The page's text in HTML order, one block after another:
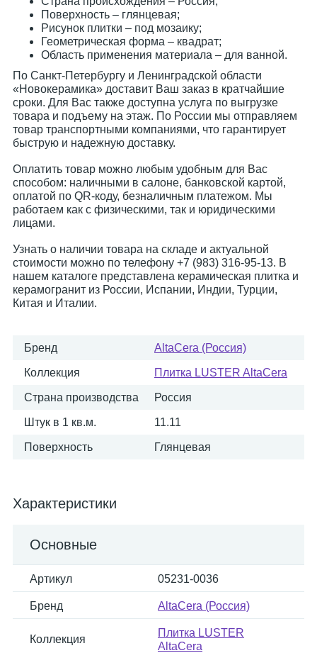
Поверхность – глянцевая;
Рисунок плитки – под мозаику;
Геометрическая форма – квадрат;
Область применения материала – для ванной.
По Санкт-Петербургу и Ленинградской области
«Новокерамика» доставит Ваш заказ в кратчайшие
сроки. Для Вас также доступна услуга по выгрузке
товара и подъему на этаж. По России мы отправляем
товар транспортными компаниями, что гарантирует
быструю и надежную доставку.
Оплатить товар можно любым удобным для Вас
способом: наличными в салоне, банковской картой,
оплатой по QR-коду, безналичным платежом. Мы
работаем как с физическими, так и юридическими
лицами.
Узнать о наличии товара на складе и актуальной
стоимости можно по телефону +7 (983) 316-95-13. В
нашем каталоге представлена керамическая плитка и
керамогранит из России, Испании, Индии, Турции,
Китая и Италии.
Бренд AltaCera (Россия)
Коллекция Плитка LUSTER AltaCera
Страна производства Россия
Штук в 1 кв.м. 11.11
Поверхность Глянцевая
Характеристики
Основные
Артикул 05231-0036
Бренд AltaCera (Россия)
Коллекция
Плитка LUSTER
AltaCera